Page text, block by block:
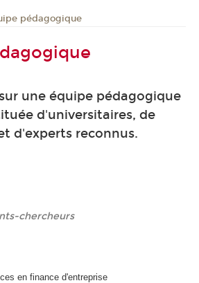
pédagogique
une équipe pédagogique
d'universitaires, de
d'experts reconnus.
chercheurs
en finance d'entreprise